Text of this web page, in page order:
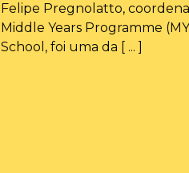
Felipe Pregnolatto,
Middle Years Programme
School, foi uma da [ ... ]